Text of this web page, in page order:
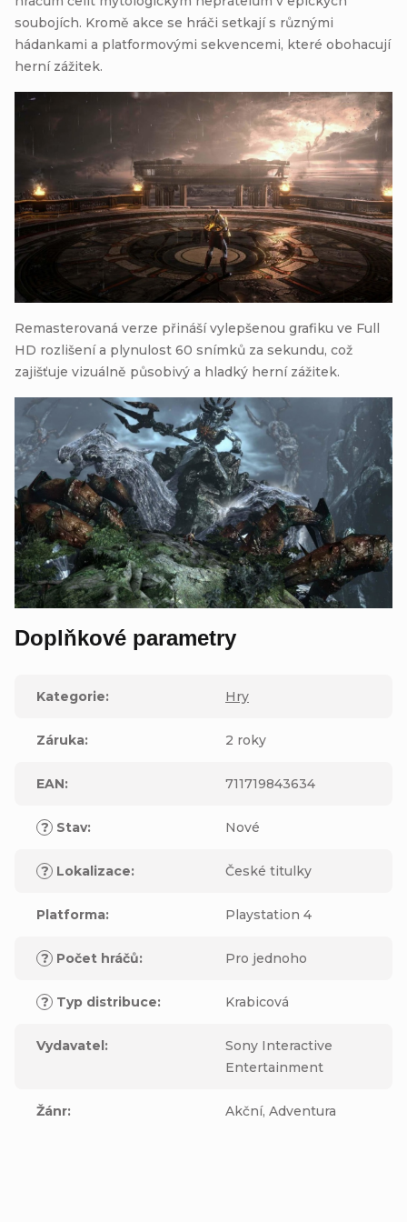
soubojích. Kromě akce se hráči setkají s různými
hádankami a platformovými sekvencemi, které obohacují
herní zážitek.
Remasterovaná verze přináší vylepšenou grafiku ve Full
HD rozlišení a plynulost 60 snímků za sekundu, což
zajišťuje vizuálně působivý a hladký herní zážitek.
Doplňkové parametry
Kategorie: Hry
Záruka: 2 roky
EAN: 711719843634
? Stav: Nové
? Lokalizace: České titulky
Platforma: Playstation 4
? Počet hráčů: Pro jednoho
? Typ distribuce: Krabicová
Vydavatel:
Sony Interactive
Entertainment
Žánr: Akční, Adventura